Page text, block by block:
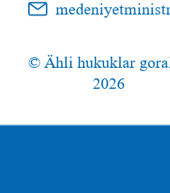
© Ähli hukuklar
2026